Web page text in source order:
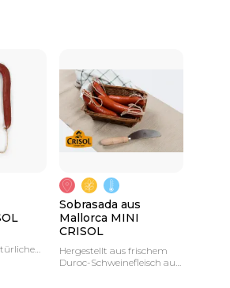
Sobrasada aus
Mallorca MINI
CRISOL
Hergestellt aus frischem
Duroc-Schweinefleisch aus